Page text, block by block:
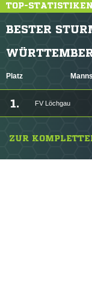
TOP-STATISTIKEN
BESTER
Platz
1. FV Löchgau
ZUR